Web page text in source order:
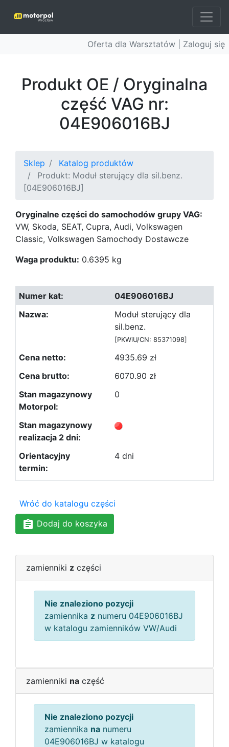
Oferta dla Warsztatów | Zaloguj się
Produkt OE / Oryginalna
część VAG nr:
04E906016BJ
Sklep
Katalog produktów
Produkt: Moduł sterujący dla sil.benz.
[04E906016BJ]
Oryginalne części do samochodów grupy VAG:
VW, Skoda, SEAT, Cupra, Audi, Volkswagen
Classic, Volkswagen Samochody Dostawcze
Waga produktu: 0.6395 kg
04E906016BJ
Moduł sterujący dla
sil.benz.
[PKWiU/CN: 85371098]
4935.69 zł
6070.90 zł
0
4 dni
Wróć do katalogu części
Dodaj do koszyka
zamienniki z części
Nie znaleziono pozycji
zamiennika z numeru 04E906016BJ
w katalogu zamienników VW/Audi
zamienniki na część
Nie znaleziono pozycji
zamiennika na numeru
04E906016BJ w katalogu